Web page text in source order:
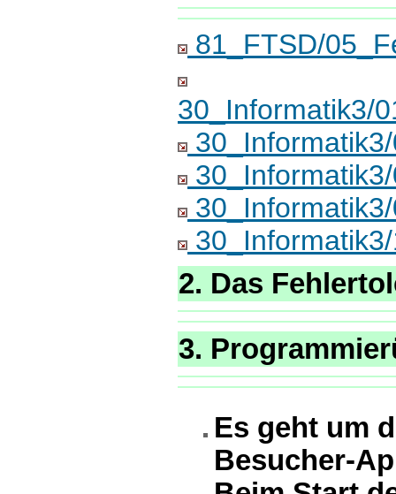
81_FTSD/
30_Informatik3/
2. Das
3.
Es geht um
Besucher-